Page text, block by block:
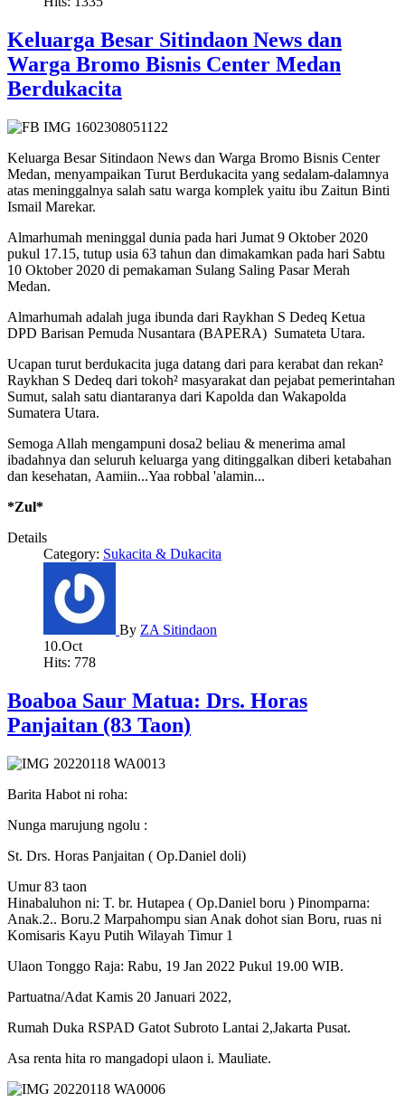
Keluarga Besar Sitindaon News dan
Warga Bromo Bisnis Center Medan
Berdukacita
Keluarga Besar Sitindaon News dan Warga Bromo Bisnis Center
Medan, menyampaikan Turut Berdukacita yang sedalam-dalamnya
atas meninggalnya salah satu warga komplek yaitu ibu Zaitun Binti
Ismail Marekar.
Almarhumah meninggal dunia pada hari Jumat 9 Oktober 2020
pukul 17.15, tutup usia 63 tahun dan dimakamkan pada hari Sabtu
10 Oktober 2020 di pemakaman Sulang Saling Pasar Merah
Medan.
Almarhumah adalah juga ibunda dari Raykhan S Dedeq Ketua
DPD Barisan Pemuda Nusantara (BAPERA) Sumateta Utara.
Ucapan turut berdukacita juga datang dari para kerabat dan rekan²
Raykhan S Dedeq dari tokoh² masyarakat dan pejabat pemerintahan
Sumut, salah satu diantaranya dari Kapolda dan Wakapolda
Sumatera Utara.
Semoga Allah mengampuni dosa2 beliau & menerima amal
ibadahnya dan seluruh keluarga yang ditinggalkan diberi ketabahan
dan kesehatan, Aamiin...Yaa robbal 'alamin...
*Zul*
Details
Category: Sukacita & Dukacita
By ZA Sitindaon
10.Oct
Hits: 778
Boaboa Saur Matua: Drs. Horas
Panjaitan (83 Taon)
Barita Habot ni roha:
Nunga marujung ngolu :
St. Drs. Horas Panjaitan ( Op.Daniel doli)
Umur 83 taon
Hinabaluhon ni: T. br. Hutapea ( Op.Daniel boru ) Pinomparna:
Anak.2.. Boru.2 Marpahompu sian Anak dohot sian Boru, ruas ni
Komisaris Kayu Putih Wilayah Timur 1
Ulaon Tonggo Raja: Rabu, 19 Jan 2022 Pukul 19.00 WIB.
Partuatna/Adat Kamis 20 Januari 2022,
Rumah Duka RSPAD Gatot Subroto Lantai 2,Jakarta Pusat.
Asa renta hita ro mangadopi ulaon i. Mauliate.